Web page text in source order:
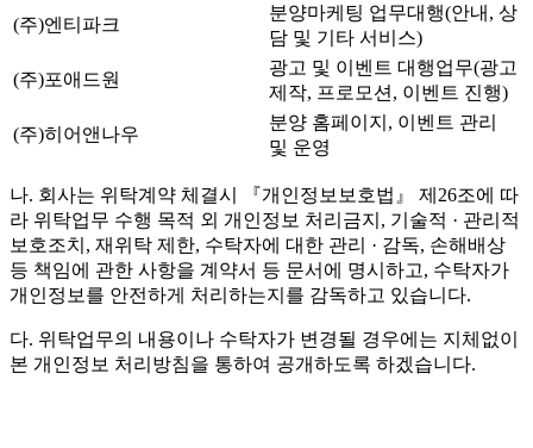
(주)엔티파크
분양마케팅 업무대행(안내, 상
담 및 기타 서비스)
(주)포애드원
광고 및 이벤트 대행업무(광고
제작, 프로모션, 이벤트 진행)
(주)히어앤나우
분양 홈페이지, 이벤트 관리
및 운영
나. 회사는 위탁계약 체결시 『개인정보보호법』 제26조에 따
라 위탁업무 수행 목적 외 개인정보 처리금지, 기술적 · 관리적
보호조치, 재위탁 제한, 수탁자에 대한 관리 · 감독, 손해배상
등 책임에 관한 사항을 계약서 등 문서에 명시하고, 수탁자가
개인정보를 안전하게 처리하는지를 감독하고 있습니다.
다. 위탁업무의 내용이나 수탁자가 변경될 경우에는 지체없이
본 개인정보 처리방침을 통하여 공개하도록 하겠습니다.